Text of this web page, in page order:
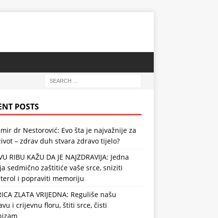
POSTS
dr Nestorović: Evo šta je najvažnije za
– zdrav duh stvara zdravo tijelo?
RIBU KAŽU DA JE NAJZDRAVIJA: Jedna
sedmično zaštitiće vaše srce, sniziti
i popraviti memoriju
ZLATA VRIJEDNA: Reguliše našu
i crijevnu floru, štiti srce, čisti